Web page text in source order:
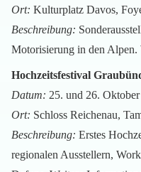
Ort: Kulturplatz Davos,
Beschreibung:
Motorisierung in den Alpen.
Hochzeitsfestival
Datum: 25. und 26.
Ort: Schloss Reichenau,
Beschreibung: Erstes
regionalen Ausstellern,